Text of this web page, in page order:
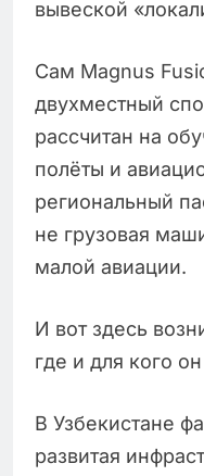
вывеской
Сам Magnus
двухместный
рассчитан на
полёты и
региональный
не грузовая
малой авиации.
И вот здесь
где и для кого
В Узбекистане
развитая